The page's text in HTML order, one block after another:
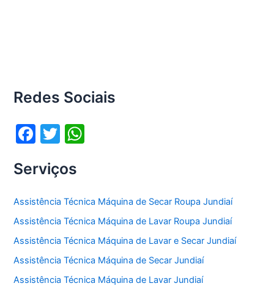
Redes Sociais
F
c
e
b
o
o
k
T
itt
er s
A
p
p
Serviços
Assistência Técnica Máquina de Secar Roupa Jundiaí
Assistência Técnica Máquina de Lavar Roupa Jundiaí
Assistência Técnica Máquina de Lavar e Secar Jundiaí
Assistência Técnica Máquina de Secar Jundiaí
Assistência Técnica Máquina de Lavar Jundiaí